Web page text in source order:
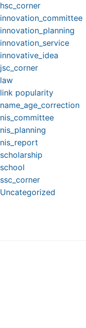
hsc_corner
innovation_committee
innovation_planning
innovation_service
innovative_idea
jsc_corner
law
link popularity
name_age_correction
nis_committee
nis_planning
nis_report
scholarship
school
ssc_corner
Uncategorized